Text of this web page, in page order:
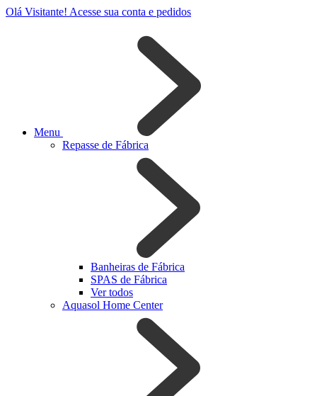
Olá Visitante! Acesse sua conta e pedidos
Menu
Repasse de Fábrica
Banheiras de Fábrica
SPAS de Fábrica
Ver todos
Aquasol Home Center